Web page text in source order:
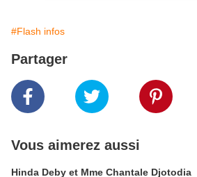
#Flash infos
Partager
Vous aimerez aussi
Hinda Deby et Mme Chantale Djotodia